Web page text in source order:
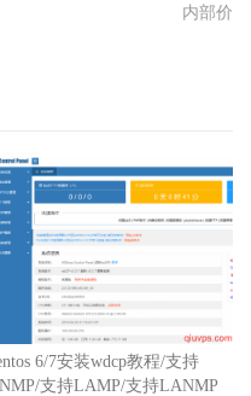
内部价
6/7安装wdcp教程/支持
支持LAMP/支持LANMP